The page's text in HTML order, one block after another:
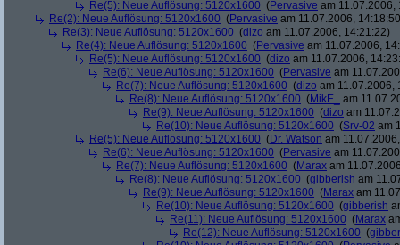
Re(5): Neue Auflösung: 5120x1600 (Pervasive am 11.07.2006,
Re(2): Neue Auflösung: 5120x1600 (Pervasive am 11.07.2006,
Re(3): Neue Auflösung: 5120x1600 (dizo am 11.07.2006, 14:21:22)
Re(4): Neue Auflösung: 5120x1600 (Pervasive am 11.07.2006,
Re(5): Neue Auflösung: 5120x1600 (dizo am 11.07.2006,
Re(6): Neue Auflösung: 5120x1600 (Pervasive am
Re(7): Neue Auflösung: 5120x1600 (dizo am 11.07.2006,
Re(8): Neue Auflösung: 5120x1600 (MikE_
am
Re(9): Neue Auflösung: 5120x1600 (dizo am
Re(10): Neue Auflösung: 5120x1600 (Srv-02 am
Re(5): Neue Auflösung: 5120x1600 (Dr. Watson am
Re(6): Neue Auflösung: 5120x1600 (Pervasive am
Re(7): Neue Auflösung: 5120x1600 (Marax am
Re(8): Neue Auflösung: 5120x1600 (gibberish am
Re(9): Neue Auflösung: 5120x1600 (Marax am
Re(10): Neue Auflösung: 5120x1600 (gibberish
Re(11): Neue Auflösung: 5120x1600 (Marax
Re(12): Neue Auflösung: 5120x1600 (